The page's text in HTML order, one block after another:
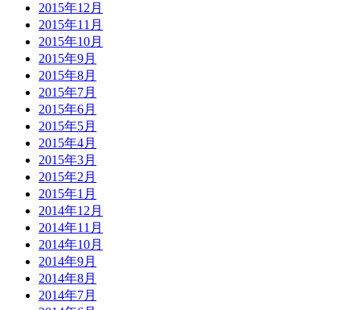
2015年12月
2015年11月
2015年10月
2015年9月
2015年8月
2015年7月
2015年6月
2015年5月
2015年4月
2015年3月
2015年2月
2015年1月
2014年12月
2014年11月
2014年10月
2014年9月
2014年8月
2014年7月